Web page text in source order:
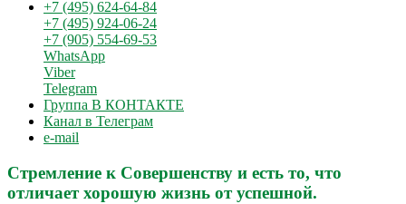
+7 (495) 624-64-84
+7 (495) 924-06-24
+7 (905) 554-69-53
WhatsApp
Viber
Telegram
Группа В КОНТАКТЕ
Канал в Телеграм
e-mail
Стремление к Совершенству и есть то, что
отличает хорошую жизнь от успешной.